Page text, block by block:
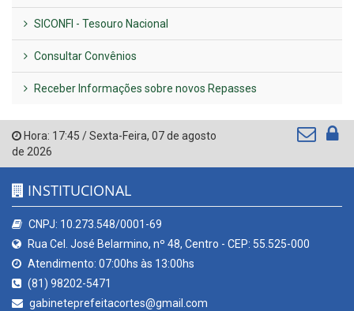
SICONFI - Tesouro Nacional
Consultar Convênios
Receber Informações sobre novos Repasses
Hora: 17:45 /Sexta-Feira, 07 de agosto
de 2026
INSTITUCIONAL
CNPJ: 10.273.548/0001-69
Rua Cel. José Belarmino, nº 48, Centro - CEP: 55.525-000
Atendimento: 07:00hs às 13:00hs
(81) 98202-5471
gabineteprefeitacortes@gmail.com